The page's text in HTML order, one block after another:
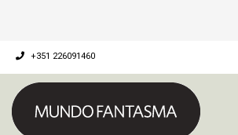
+351 226091460